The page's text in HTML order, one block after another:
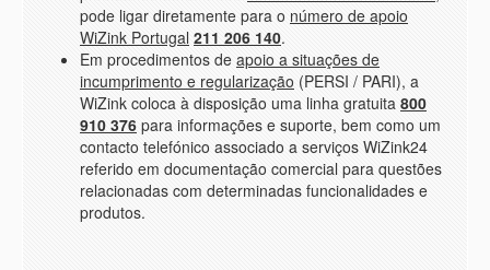
pode ligar diretamente para o número de apoio
WiZink Portugal 211 206 140.
Em procedimentos de apoio a situações de
incumprimento e regularização (PERSI / PARI), a
WiZink coloca à disposição uma linha gratuita 800
910 376 para informações e suporte, bem como um
contacto telefónico associado a serviços WiZink24
referido em documentação comercial para questões
relacionadas com determinadas funcionalidades e
produtos.